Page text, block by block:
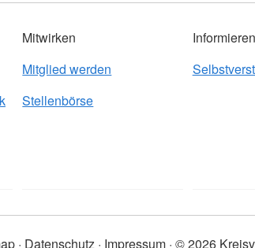
Mitwirken
Mitglied werden
Stellenbörse
Informieren
Datenschutz Impressum © 2026